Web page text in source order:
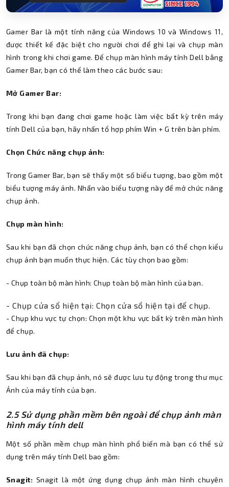
Gamer Bar là một tính năng của Windows 10 và Windows 11,
được thiết kế đặc biệt cho người chơi để ghi lại và chụp màn
hình trong khi chơi game. Để chụp màn hình máy tính Dell bằng
Gamer Bar, bạn có thể làm theo các bước sau:
Mở Gamer Bar:
Trong khi bạn đang chơi game hoặc làm việc bất kỳ trên máy
tính Dell của bạn, hãy nhấn tổ hợp phím Win + G trên bàn phím.
Chọn Chức năng chụp ảnh:
Trong Gamer Bar, bạn sẽ thấy một số biểu tượng, bao gồm một
biểu tượng máy ảnh. Nhấn vào biểu tượng này để mở chức năng
chụp ảnh.
Chụp màn hình:
Sau khi bạn đã chọn chức năng chụp ảnh, bạn có thể chọn kiểu
chụp ảnh bạn muốn thực hiện. Các tùy chọn bao gồm:
- Chụp toàn bộ màn hình: Chụp toàn bộ màn hình của bạn.
- Chụp cửa sổ hiện tại: Chọn cửa sổ hiện tại để chụp.
- Chụp khu vực tự chọn: Chọn một khu vực bất kỳ trên màn hình
để chụp.
Lưu ảnh đã chụp:
Sau khi bạn đã chụp ảnh, nó sẽ được lưu tự động trong thư mục
Ảnh của máy tính của bạn.
2.5 Sử dụng phần mềm bên ngoài để chụp ảnh màn
hình máy tính dell
Một số phần mềm chụp màn hình phổ biến mà bạn có thể sử
dụng trên máy tính Dell bao gồm:
Snagit: Snagit là một ứng dụng chụp ảnh màn hình chuyên